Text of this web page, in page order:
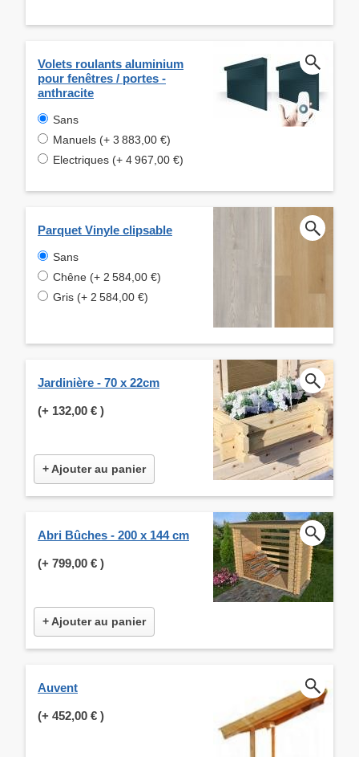
Volets roulants aluminium
pour fenêtres / portes -
anthracite
Sans
Manuels (+ 3 883,00 €)
Electriques (+ 4 967,00 €)
Parquet Vinyle clipsable
Sans
Chêne (+ 2 584,00 €)
Gris (+ 2 584,00 €)
Jardinière - 70 x 22cm
(+ 132,00 € )
+ Ajouter au panier
Abri Bûches - 200 x 144 cm
(+ 799,00 € )
+ Ajouter au panier
Auvent
(+ 452,00 € )